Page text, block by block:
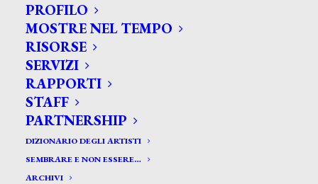
PROFILO
MOSTRE NEL TEMPO
RISORSE
SERVIZI
RAPPORTI
STAFF
PARTNERSHIP
DIZIONARIO DEGLI ARTISTI
SEMBRARE E NON ESSERE…
ARCHIVI
CERCA TRA GLI ARTISTI:
Search
for: